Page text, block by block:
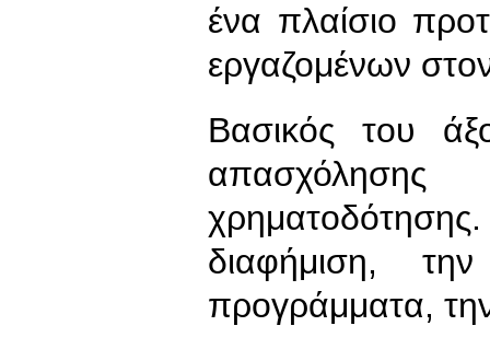
ένα πλαίσιο
εργαζομένων
Βασικός του
διαφήμιση,
προγράμματα,